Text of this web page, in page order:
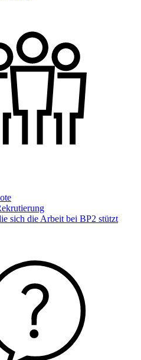
sich die Arbeit bei BP2 stützt